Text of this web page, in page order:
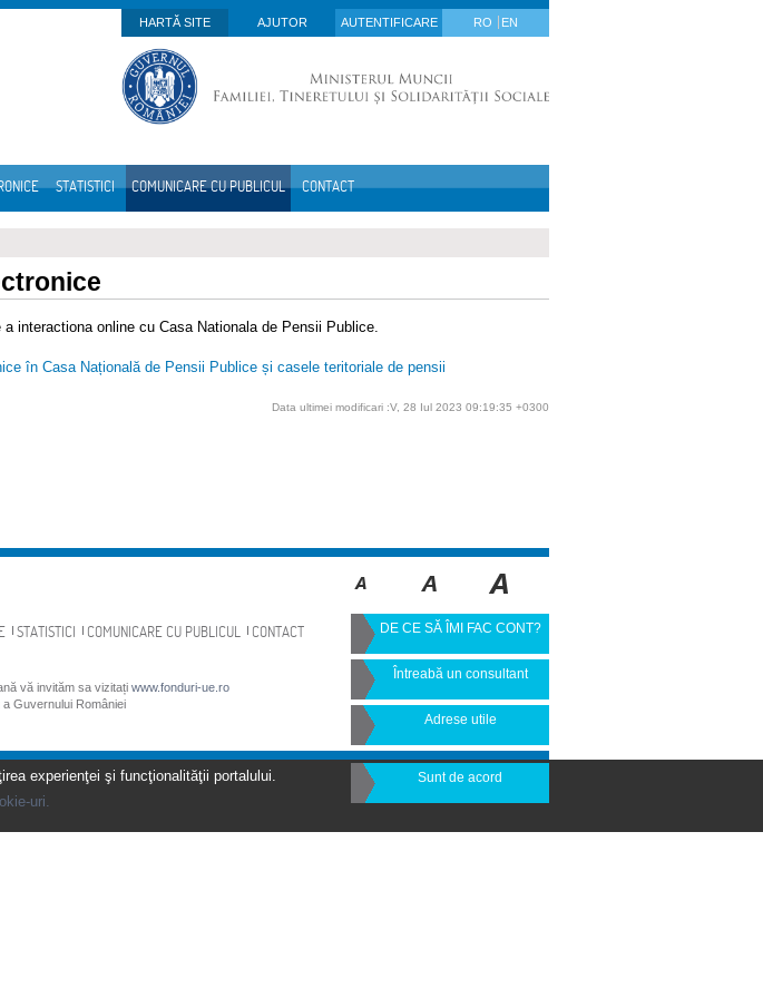
HARTĂ SITE
AJUTOR AUTENTIFICARE RO EN
STATISTICI COMUNICARE CU PUBLICUL CONTACT
interactiona online cu Casa Nationala de Pensii Publice.
în Casa Națională de Pensii Publice și casele teritoriale de pensii
Data ultimei modificari :V, 28 Iul 2023 09:19:35 +0300
STATISTICI COMUNICARE CU PUBLICUL CONTACT
vă invităm sa vizitați www.fonduri-ue.ro
Guvernului României
DE CE SĂ ÎMI FAC CONT?
Întreabă un consultant
Adrese utile
experienţei şi funcţionalităţii portalului.
uri.
Sunt de acord